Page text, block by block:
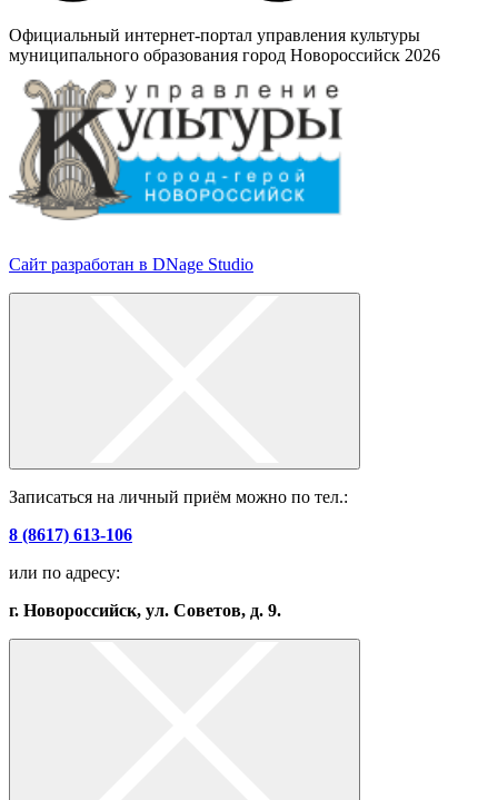
Официальный интернет-портал управления культуры
муниципального образования город Новороссийск 2026
Сайт разработан в DNage Studio
Записаться на личный приём можно по тел.:
8 (8617) 613-106
или по адресу:
г. Новороссийск, ул. Советов, д. 9.